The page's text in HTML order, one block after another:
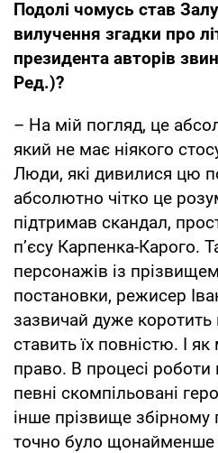
Подолі чомусь став
вилучення згадки про
президента авторів
Ред.)?
– На мій погляд, це
який не має ніякого
Люди, які дивилися цю
абсолютно чітко це
підтримав скандал,
п’єсу Карпенка-Карого.
персонажів із
постановки, режисер
зазвичай дуже коротить
ставить їх повністю. І
право. В процесі
певні скомпільовані
інше прізвище
точно було щонайменше